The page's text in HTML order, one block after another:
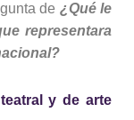
de ¿Qué le
representara
y de arte